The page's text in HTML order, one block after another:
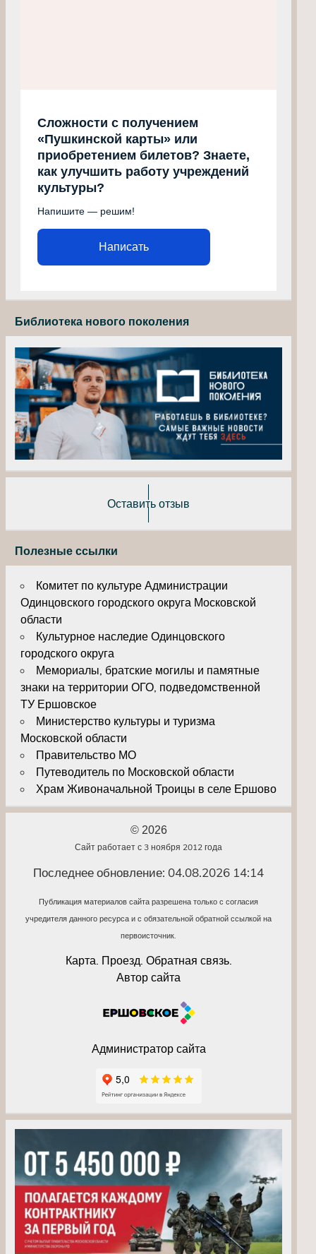
Сложности с получением
«Пушкинской карты» или
приобретением билетов? Знаете,
как улучшить работу учреждений
культуры?
Напишите — решим!
Написать
Библиотека нового поколения
Оставить отзыв
Полезные ссылки
Комитет по культуре Администрации
Одинцовского городского округа Московской
области
Культурное наследие Одинцовского
городского округа
Мемориалы, братские могилы и памятные
знаки на территории ОГО, подведомственной
ТУ Ершовское
Министерство культуры и туризма
Московской области
Правительство МО
Путеводитель по Московской области
Храм Живоначальной Троицы в селе Ершово
© 2026
Сайт работает с 3 ноября 2012 года
Последнее обновление: 04.08.2026 14:14
Публикация материалов сайта разрешена только с согласия
учредителя данного ресурса и с обязательной обратной ссылкой на
первоисточник.
Карта. Проезд. Обратная связь.
Автор сайта
Администратор сайта